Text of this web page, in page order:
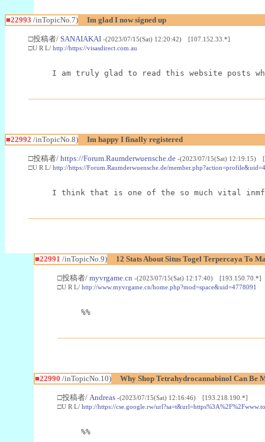
■22993 /inTopicNo.7) Im glad I now signed up
□投稿者/ SANAIAKAI -(2023/07/15(Sat) 12:20:42) [107.152.33.*]
□U R L/ http://https://visasdirect.com.au
I am truly glad to read this website posts
■22992 /inTopicNo.8) Im happy I finally registered
□投稿者/ https://Forum.Raumderwuensche.de -(2023/07/15(Sat) 12:19:15)
□U R L/ http://https://Forum.Raumderwuensche.de/
I think that is one of the so much vital
■22991 /inTopicNo.9) 12 Stats About Situs Togel Terpercaya To
□投稿者/ myvrgame.cn -(2023/07/15(Sat) 12:17:40) [193.150.70.*]
□U R L/ http://www.myvrgame.cn/home.php?mod=space&uid=4778091
%%
■22990 /inTopicNo.10) Why Shop Tetrahydrocannabinol Can Be
□投稿者/ Andreas -(2023/07/15(Sat) 12:16:46) [193.218.190.*]
□U R L/ http://https://cse.google.rw/
%%